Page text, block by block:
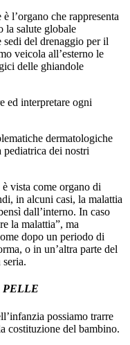
è l’organo che rappresenta
la salute globale
del drenaggio per il
veicola all’esterno le
delle ghiandole
ed interpretare ogni
dermatologiche
dei nostri
vista come organo di
in alcuni casi, la malattia
dall’interno. In caso
la malattia”, ma
dopo un periodo di
o in un’altra parte del
PELLE
possiamo trarre
costituzione del bambino.